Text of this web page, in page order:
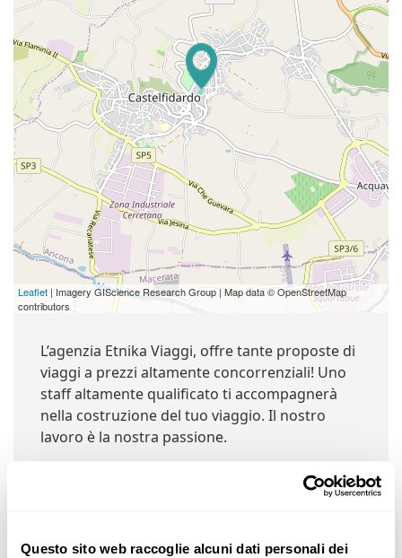
Questo sito web raccoglie alcuni dati personali dei
Leaflet | Imagery GIScience Research Group | Map data © OpenStreetMap
contributors
L’agenzia Etnika Viaggi, offre tante proposte di
viaggi a prezzi altamente concorrenziali! Uno
staff altamente qualificato ti accompagnerà
nella costruzione del tuo viaggio. Il nostro
lavoro è la nostra passione.
Negozi Nelle Vicinanze: